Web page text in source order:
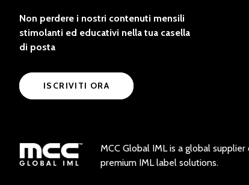
Non perdere i nostri contenuti mensili
stimolanti ed educativi nella tua casella
di posta
ISCRIVITI ORA
MCC Global IML is a global supplier
premium IML label solutions.